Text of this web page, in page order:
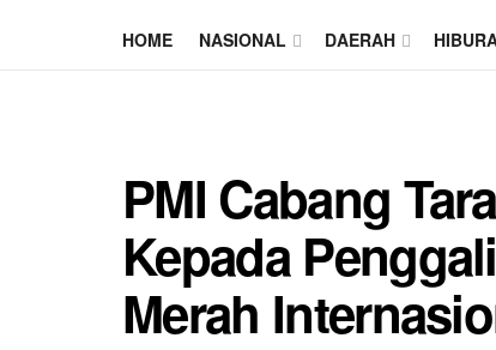
HOME NASIONAL DAERAH
PMI Cabang
Kepada
Merah